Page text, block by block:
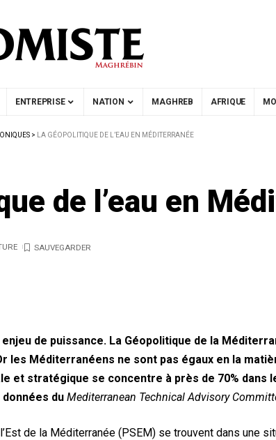
ENTREPRISE NATION MAGHREB AFRIQUE
> LA GÉOPOLITIQUE DE L’EAU EN MÉDITERRANÉE
de l’eau en
enjeu de puissance. La Géopolitique de la
les Méditerranéens ne sont pas égaux en la
et stratégique se concentre à près de 70% dans
du Mediterranean Technical Advisory
de la Méditerranée (PSEM) se trouvent dans une